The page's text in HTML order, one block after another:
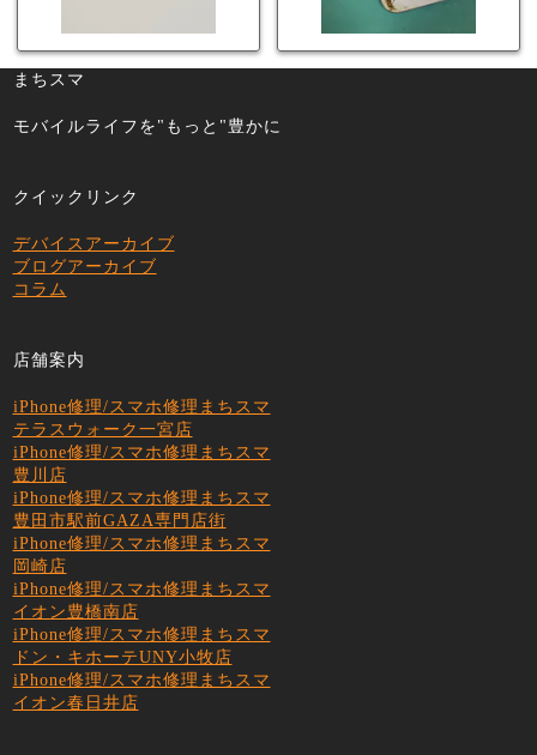
まちスマ
モバイルライフを"もっと"豊かに
クイックリンク
デバイスアーカイブ
ブログアーカイブ
コラム
店舗案内
iPhone修理/スマホ修理まちスマ
テラスウォーク一宮店
iPhone修理/スマホ修理まちスマ
豊川店
iPhone修理/スマホ修理まちスマ
豊田市駅前GAZA専門店街
iPhone修理/スマホ修理まちスマ
岡崎店
iPhone修理/スマホ修理まちスマ
イオン豊橋南店
iPhone修理/スマホ修理まちスマ
ドン・キホーテUNY小牧店
iPhone修理/スマホ修理まちスマ
イオン春日井店